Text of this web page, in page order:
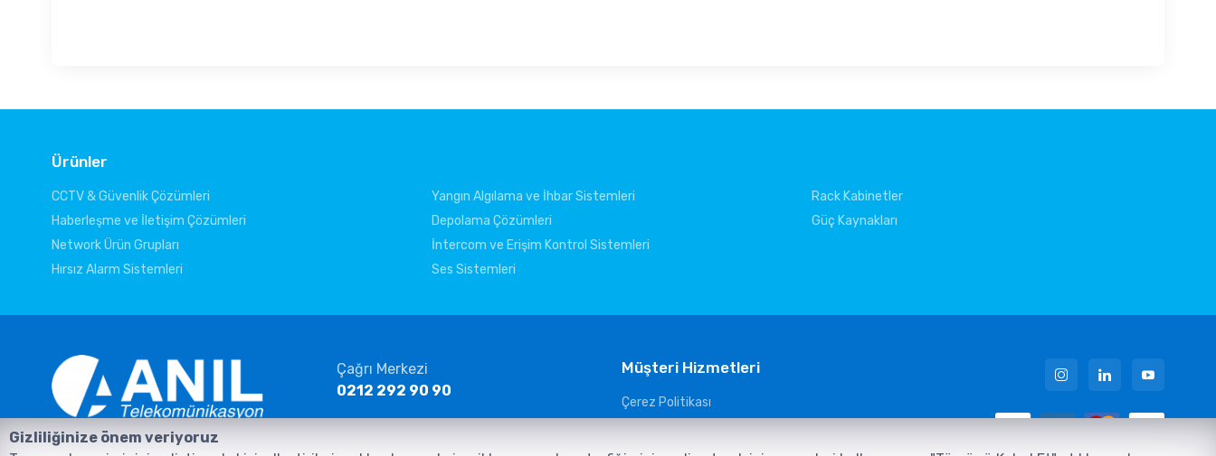
Ürünler
CCTV & Güvenlik Çözümleri
Haberleşme ve İletişim Çözümleri
Network Ürün Grupları
Hırsız Alarm Sistemleri
Yangın Algılama ve İhbar Sistemleri
Depolama Çözümleri
İntercom ve Erişim Kontrol Sistemleri
Ses Sistemleri
Rack Kabinetler
Güç Kaynakları
Anasayfa Ürünler İletişim
Çağrı Merkezi
0212 292 90 90
Müşteri Hizmetleri
Çerez Politikası
Güvenlik Kameraları Aydınlatma Metni
Gizliliğinize önem veriyoruz